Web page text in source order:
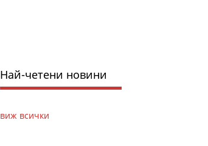
Най-четени новини
виж всички